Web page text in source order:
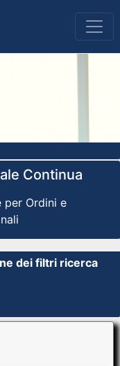
Continua
per Ordini e
dei filtri ricerca